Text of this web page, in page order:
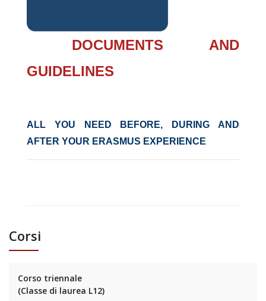
DOCUMENTS AND
GUIDELINES
ALL YOU NEED BEFORE, DURING AND
AFTER YOUR ERASMUS EXPERIENCE
Corsi
Corso triennale
(Classe di laurea L12)